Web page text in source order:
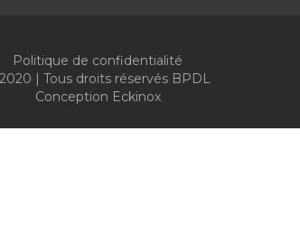
Politique de confidentialité
| Tous droits réservés BPDL
Conception Eckinox